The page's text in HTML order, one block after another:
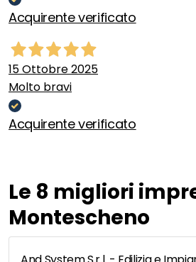
Acquirente verificato
15 Ottobre 2025
Molto bravi
Acquirente verificato
Le 8 migliori
Montescheno